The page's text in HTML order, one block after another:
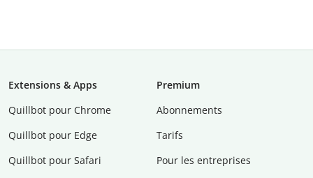
Extensions & Apps
Quillbot pour Chrome
Quillbot pour Edge
Quillbot pour Safari
Premium
Abonnements
Tarifs
Pour les entreprises